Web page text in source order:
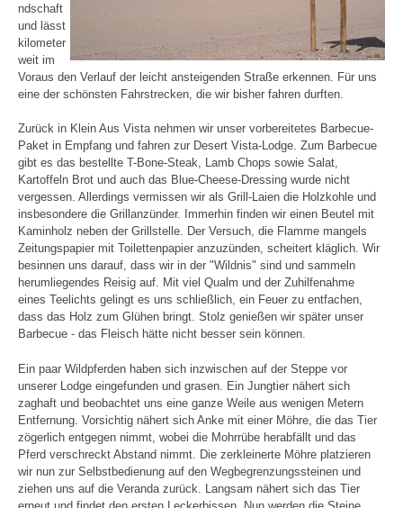
ndschaft
und lässt
kilometer
weit im
Voraus den Verlauf der leicht ansteigenden Straße erkennen. Für uns
eine der schönsten Fahrstrecken, die wir bisher fahren durften.
Zurück in Klein Aus Vista nehmen wir unser vorbereitetes Barbecue-
Paket in Empfang und fahren zur Desert Vista-Lodge. Zum Barbecue
gibt es das bestellte T-Bone-Steak, Lamb Chops sowie Salat,
Kartoffeln Brot und auch das Blue-Cheese-Dressing wurde nicht
vergessen. Allerdings vermissen wir als Grill-Laien die Holzkohle und
insbesondere die Grillanzünder. Immerhin finden wir einen Beutel mit
Kaminholz neben der Grillstelle. Der Versuch, die Flamme mangels
Zeitungspapier mit Toilettenpapier anzuzünden, scheitert kläglich. Wir
besinnen uns darauf, dass wir in der "Wildnis" sind und sammeln
herumliegendes Reisig auf. Mit viel Qualm und der Zuhilfenahme
eines Teelichts gelingt es uns schließlich, ein Feuer zu entfachen,
dass das Holz zum Glühen bringt. Stolz genießen wir später unser
Barbecue - das Fleisch hätte nicht besser sein können.
Ein paar Wildpferden haben sich inzwischen auf der Steppe vor
unserer Lodge eingefunden und grasen. Ein Jungtier nähert sich
zaghaft und beobachtet uns eine ganze Weile aus wenigen Metern
Entfernung. Vorsichtig nähert sich Anke mit einer Möhre, die das Tier
zögerlich entgegen nimmt, wobei die Mohrrübe herabfällt und das
Pferd verschreckt Abstand nimmt. Die zerkleinerte Möhre platzieren
wir nun zur Selbstbedienung auf den Wegbegrenzungssteinen und
ziehen uns auf die Veranda zurück. Langsam nähert sich das Tier